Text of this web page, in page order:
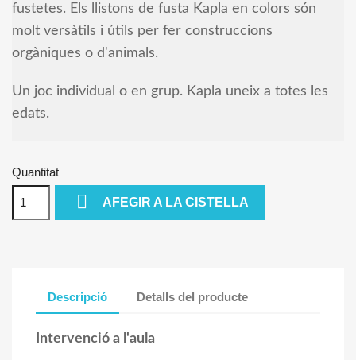
fustetes. Els llistons de fusta Kapla en colors són
molt versàtils i útils per fer construccions
orgàniques o d'animals.
Un joc individual o en grup. Kapla uneix a totes les
edats.
Quantitat
 AFEGIR A LA CISTELLA
Descripció Detalls del producte
Intervenció a l'aula